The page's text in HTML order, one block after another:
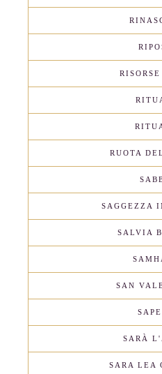
RUOTA
SAGGEZZA
SALVIA
SAN
SARÀ
SARA LEA